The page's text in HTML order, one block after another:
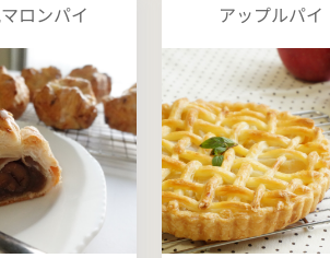
ロンパイ アップルパイ